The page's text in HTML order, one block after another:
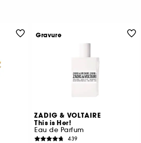
ZADIG & VOLTAIRE
This is Her!
Eau de Parfum
439
Gravure